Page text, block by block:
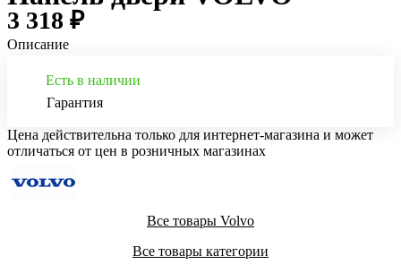
3 318 ₽
Описание
Есть в наличии
Гарантия
Цена действительна только для интернет-магазина и может
отличаться от цен в розничных магазинах
Все товары Volvo
Все товары категории